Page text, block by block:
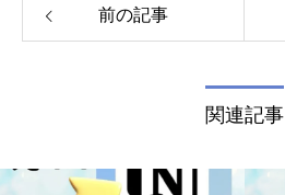
前の記事
関連記事